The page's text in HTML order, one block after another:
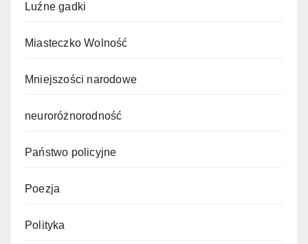
Luźne gadki
Miasteczko Wolność
Mniejszości narodowe
neuroróżnorodność
Państwo policyjne
Poezja
Polityka